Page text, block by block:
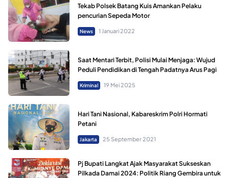
Tekab Polsek Batang Kuis Amankan Pelaku
pencurian Sepeda Motor
News 1 Januari 2022
Saat Mentari Terbit, Polisi Mulai Menjaga: Wujud
Peduli Pendidikan di Tengah Padatnya Arus Pagi
Kriminal 19 Mei 2025
Hari Tani Nasional, Kabareskrim Polri Hormati
Petani
Jakarta 25 September 2021
Pj Bupati Langkat Ajak Masyarakat Sukseskan
Pilkada Damai 2024: Politik Riang Gembira untuk